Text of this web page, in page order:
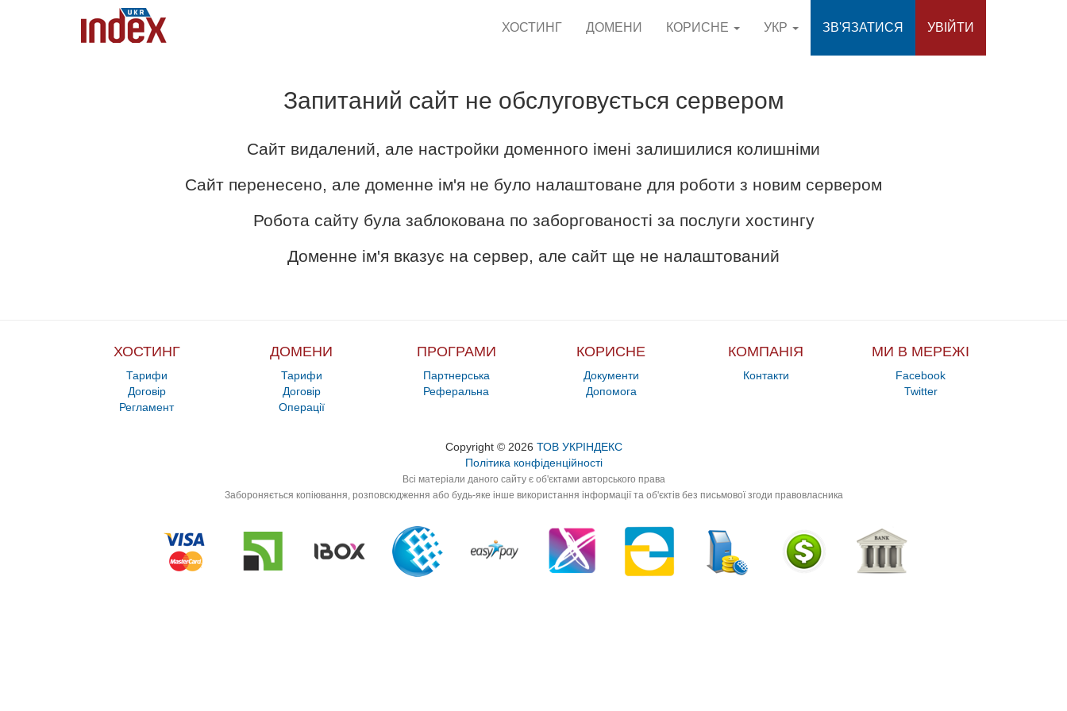
ХОСТИНГ ДОМЕНИ КОРИСНЕ УКР ЗВ'ЯЗАТИСЯ УВІЙТИ
Запитаний сайт не обслуговується сервером
Сайт видалений, але настройки доменного імені залишилися колишніми
Сайт перенесено, але доменне ім'я не було налаштоване для роботи з новим сервером
Робота сайту була заблокована по заборгованості за послуги хостингу
Доменне ім'я вказує на сервер, але сайт ще не налаштований
ХОСТИНГ
Тарифи
Договір
Регламент
ДОМЕНИ
Тарифи
Договір
Операції
ПРОГРАМИ
Партнерська
Реферальна
КОРИСНЕ
Документи
Допомога
КОМПАНІЯ
Контакти
МИ В МЕРЕЖІ
Facebook
Twitter
Copyright © 2026 ТОВ УКРІНДЕКС
Політика конфіденційності
Всі матеріали даного сайту є об'єктами авторського права
Забороняється копіювання, розповсюдження або будь-яке інше використання інформації та об'єктів без письмової згоди правовласника